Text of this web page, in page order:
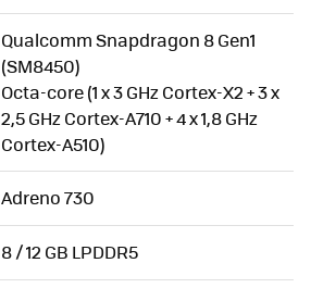
Qualcomm Snapdragon 8 Gen1
(SM8450)
Octa-core (1 x 3 GHz Cortex-X2 + 3 x
2,5 GHz Cortex-A710 + 4 x 1,8 GHz
Cortex-A510)
Adreno 730
8 / 12 GB LPDDR5